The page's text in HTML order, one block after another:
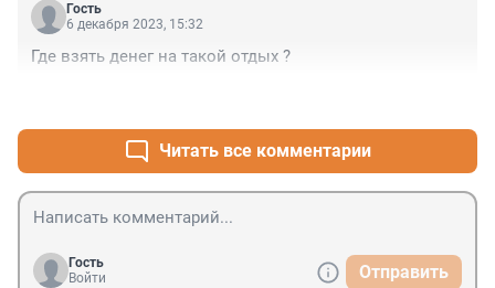
Гость
6 декабря 2023, 15:32
Где взять денег на такой отдых ?
Читать все комментарии
Гость
Войти
Отправить